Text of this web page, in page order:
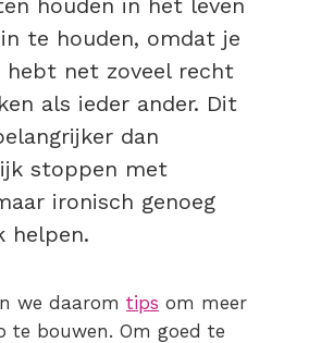
houden in het leven
te houden, omdat je
net zoveel recht
als ieder ander. Dit
dan
stoppen met
ironisch genoeg
helpen.
we daarom tips om meer
te bouwen. Om goed te